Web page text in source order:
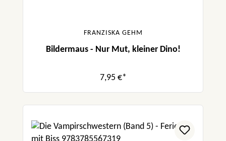
FRANZISKA GEHM
Bildermaus - Nur Mut, kleiner Dino!
7,95 €*